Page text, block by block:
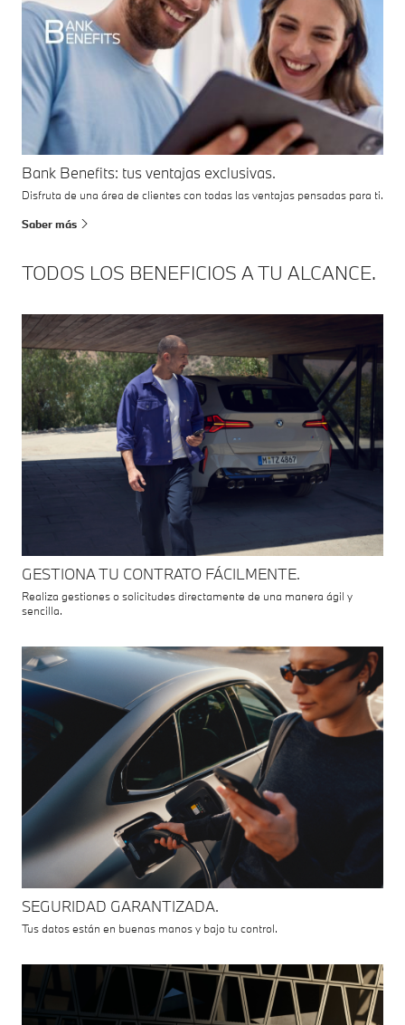
Bank Benefits: tus ventajas exclusivas.
Disfruta de una área de clientes con todas las ventajas pensadas para ti.
Saber más
TODOS LOS BENEFICIOS A TU ALCANCE.
GESTIONA TU CONTRATO FÁCILMENTE.
Realiza gestiones o solicitudes directamente de una manera ágil y
sencilla.
SEGURIDAD GARANTIZADA.
Tus datos están en buenas manos y bajo tu control.